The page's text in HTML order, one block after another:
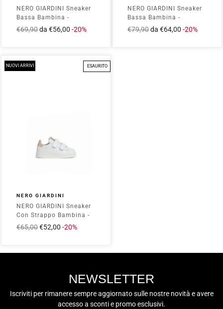
NERO GIARDINI Sneaker
Bassa Bambina -
E633593F Ghiaccio
Prezzo
€69,90Prezzo
da €56,00 -20%
NERO GIARDINI Sneaker
Bassa Bambina -
E633580F Bianco
Prezzo
€79,90Prezzo
da €64,00 -20%
NUOVI ARRIVI ESAURITO
NERO GIARDINI
NERO GIARDINI Sneaker
Con Strappo Bambina -
E623050F Bianco
Prezzo
€65,00Prezzo
€52,00 -20%
NEWSLETTER
Iscriviti per rimanere sempre aggiornato sulle nostre novità e avere
accesso a sconti e promo esclusivi.